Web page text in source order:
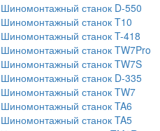
Шиномонтажный станок D-550
Шиномонтажный станок T10
Шиномонтажный станок T-418
Шиномонтажный станок TW7Pro
Шиномонтажный станок TW7S
Шиномонтажный станок D-335
Шиномонтажный станок TW7
Шиномонтажный станок TA6
Шиномонтажный станок TA5